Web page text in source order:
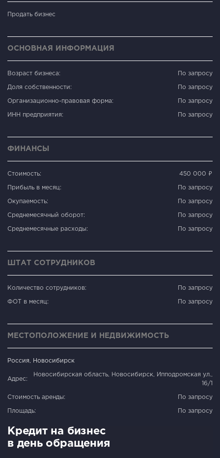
Продать бизнес
ОСНОВНАЯ ИНФОРМАЦИЯ
Возраст бизнеса: По запросу
Доля собственности: По запросу
Организационно-правовая форма: По запросу
ИНН предприятия: По запросу
ФИНАНСЫ
Стоимость: 450 000 ₽
Прибыль в месяц: По запросу
Окупаемость: По запросу
Среднемесячный оборот: По запросу
Среднемесячные расходы: По запросу
ШТАТ СОТРУДНИКОВ
Количество сотрудников: По запросу
ФОТ в месяц: По запросу
МЕСТОПОЛОЖЕНИЕ И НЕДВИЖИМОСТЬ
Россия, Новосибирск
Адрес:
Новосибирская область, Новосибирск, Ипподромская ул.,
16/1
Стоимость аренды: По запросу
Площадь: По запросу
Кредит на бизнес
в день обращения